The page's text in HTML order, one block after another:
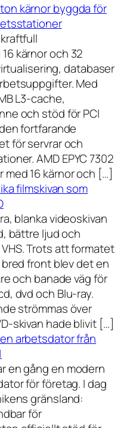
kärnor byggda för
kraftfull
kärnor och 32
databaser
Med
L3-cache,
och stöd för PCI
fortfarande
för servrar och
AMD EPYC 7302
16 kärnor och […]
filmskivan som
blanka videoskivan
bättre ljud och
Trots att formatet
front blev det en
och banade väg för
dvd och Blu-ray.
strömmas över
skivan hade blivit […]
arbetsdator från
en gång en modern
för företag. I dag
gränsland:
för